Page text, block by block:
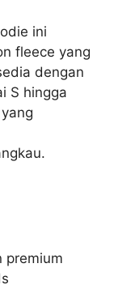
ini
fleece yang
dengan
S hingga
premium